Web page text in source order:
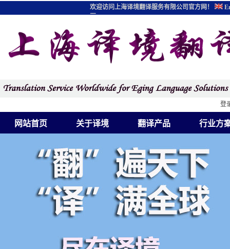
网站首页 关于译境 翻译产品 行业方
登
欢迎访问上海译境翻译服务有限公司官方网！
图